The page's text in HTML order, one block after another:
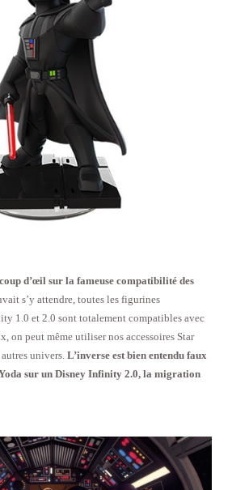
d’œil sur la fameuse compatibilité des
s’y attendre, toutes les figurines
1.0 et 2.0 sont totalement compatibles avec
on peut même utiliser nos accessoires Star
univers. L’inverse est bien entendu faux
sur un Disney Infinity 2.0, la migration